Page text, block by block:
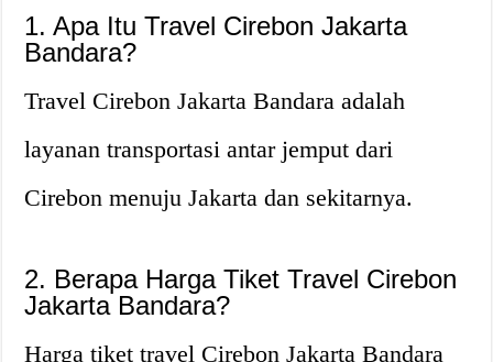
1. Apa Itu Travel Cirebon Jakarta
Bandara?
Travel Cirebon Jakarta Bandara adalah
layanan transportasi antar jemput dari
Cirebon menuju Jakarta dan sekitarnya.
2. Berapa Harga Tiket Travel Cirebon
Jakarta Bandara?
Harga tiket travel Cirebon Jakarta Bandara